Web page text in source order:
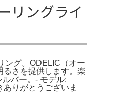
リングライ
ング。ODELIC（オー
さを提供します。楽
バー。- モデル:
りがとうございま